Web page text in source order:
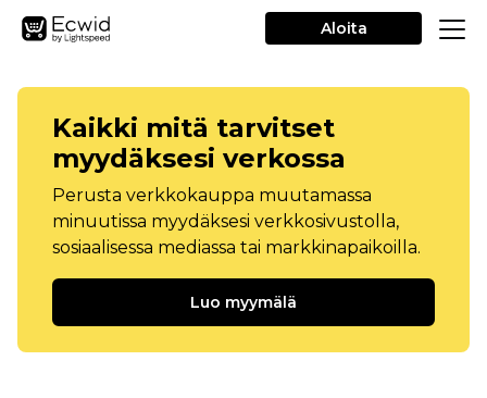
Aloita
Kaikki mitä tarvitset
myydäksesi verkossa
Perusta verkkokauppa muutamassa
minuutissa myydäksesi verkkosivustolla,
sosiaalisessa mediassa tai markkinapaikoilla.
Luo myymälä